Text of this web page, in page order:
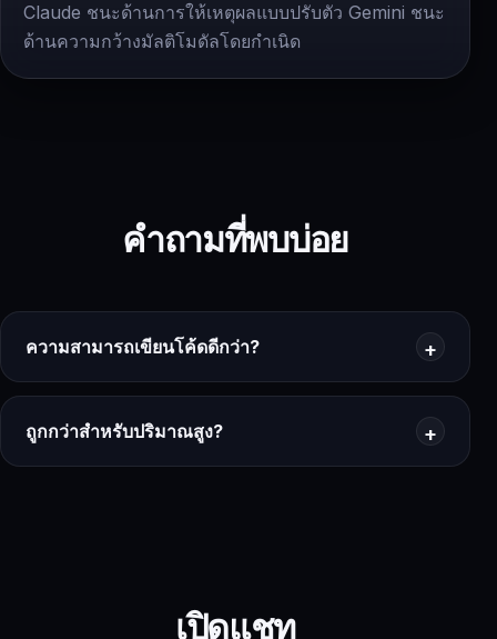
Claude ชนะด้านการให้เหตุผลแบบปรับตัว Gemini ชนะ
ด้านความกว้างมัลติโมดัลโดยกำเนิด
คำถามที่พบบ่อย
ความสามารถเขียนโค้ดดีกว่า?
ถูกกว่าสำหรับปริมาณสูง?
เปิดแชท